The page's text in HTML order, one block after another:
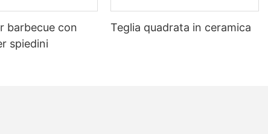
barbecue con
spiedini
Teglia quadrata in ceramica